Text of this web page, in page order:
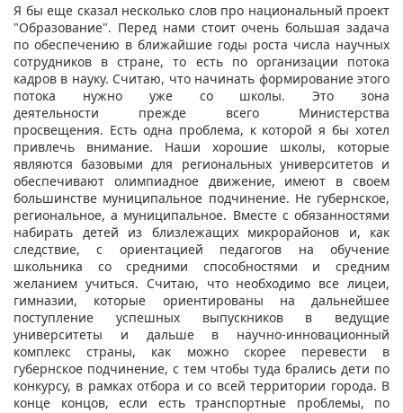
Я бы еще сказал несколько слов про национальный проект
"Образование". Перед нами стоит очень большая задача
по обеспечению в ближайшие годы роста числа научных
сотрудников в стране, то есть по организации потока
кадров в науку. Считаю, что начинать формирование этого
потока нужно уже со школы. Это зона
деятельности прежде всего Министерства
просвещения. Есть одна проблема, к которой я бы хотел
привлечь внимание. Наши хорошие школы, которые
являются базовыми для региональных университетов и
обеспечивают олимпиадное движение, имеют в своем
большинстве муниципальное подчинение. Не губернское,
региональное, а муниципальное. Вместе с обязанностями
набирать детей из близлежащих микрорайонов и, как
следствие, с ориентацией педагогов на обучение
школьника со средними способностями и средним
желанием учиться. Считаю, что необходимо все лицеи,
гимназии, которые ориентированы на дальнейшее
поступление успешных выпускников в ведущие
университеты и дальше в научно-инновационный
комплекс страны, как можно скорее перевести в
губернское подчинение, с тем чтобы туда брались дети по
конкурсу, в рамках отбора и со всей территории города. В
конце концов, если есть транспортные проблемы, по